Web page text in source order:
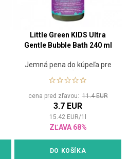
Little Green KIDS Ultra
Gentle Bubble Bath 240 ml
Jemná pena do kúpeľa pre
deti
cena pred zľavou:11.4 EUR
3.7 EUR
15.42 EUR/1
ZĽAVA 68%
DO KOŠÍKA